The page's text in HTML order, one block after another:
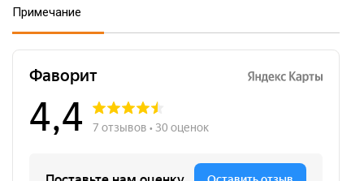
Примечание